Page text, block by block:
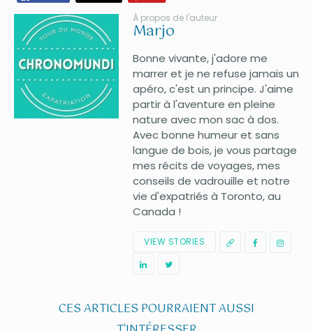
À propos de l'auteur
Marjo
Bonne vivante, j'adore me
marrer et je ne refuse jamais un
apéro, c'est un principe. J'aime
partir à l'aventure en pleine
nature avec mon sac à dos.
Avec bonne humeur et sans
langue de bois, je vous partage
mes récits de voyages, mes
conseils de vadrouille et notre
vie d'expatriés à Toronto, au
Canada !
VIEW STORIES
CES ARTICLES POURRAIENT AUSSI